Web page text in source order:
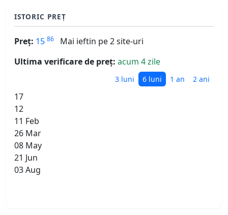
ISTORIC PREȚ
Preț: 15 86
Mai ieftin pe 2 site-uri
Ultima verificare de preț: acum 4 zile
3 luni 6 luni 1 an 2 ani
17
12
11 Feb
26 Mar
08 May
21 Jun
03 Aug